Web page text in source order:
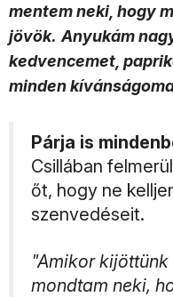
mentem neki, hogy
jövök. Anyukám
kedvencemet,
minden
Párja is
Csillában
őt, hogy ne
szenvedéseit.
"Amikor
mondtam neki,